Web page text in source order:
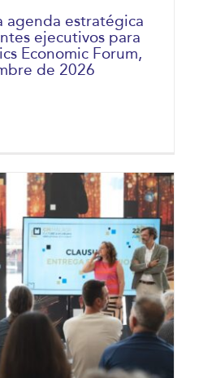
agenda estratégica
ejecutivos para
Economic Forum,
de 2026